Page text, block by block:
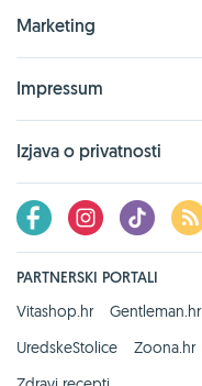
Marketing
Impressum
Izjava o privatnosti
PARTNERSKI PORTALI
Vitashop.hr
Gentleman.hr
UredskeStolice
Zoona.hr